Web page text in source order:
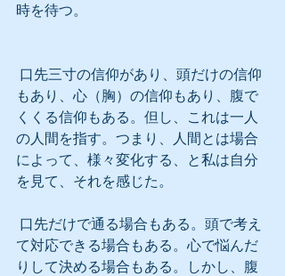
時を待つ。
もあり、心（胸）の信仰もあり、腹で
くくる信仰もある。但し、これは一人
の人間を指す。つまり、人間とは場合
によって、様々変化する、と私は自分
を見て、それを感じた。
て対応できる場合もある。心で悩んだ
りして決める場合もある。しかし、腹